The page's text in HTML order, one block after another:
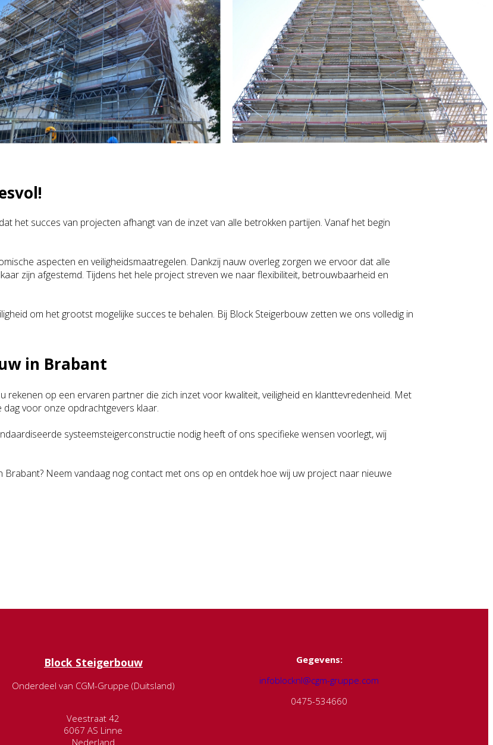
het succes van projecten afhangt van de inzet van alle betrokken partijen. Vanaf het begin
aspecten en veiligheidsmaatregelen. Dankzij nauw overleg zorgen we ervoor dat alle
zijn afgestemd. Tijdens het hele project streven we naar flexibiliteit, betrouwbaarheid en
om het grootst mogelijke succes te behalen. Bij Block Steigerbouw zetten we ons volledig in
in Brabant
rekenen op een ervaren partner die zich inzet voor kwaliteit, veiligheid en klanttevredenheid. Met
voor onze opdrachtgevers klaar.
systeemsteigerconstructie nodig heeft of ons specifieke wensen voorlegt, wij
Neem vandaag nog contact met ons op en ontdek hoe wij uw project naar nieuwe
Block Steigerbouw
Onderdeel van CGM-Gruppe (Duitsland)
Veestraat 42
6067 AS Linne
Nederland
Gegevens:
infoblocknl@cgm-gruppe.com
0475-534660